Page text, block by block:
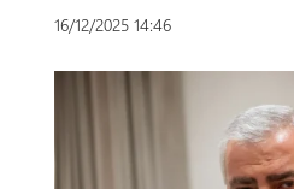
16/12/2025 14:46